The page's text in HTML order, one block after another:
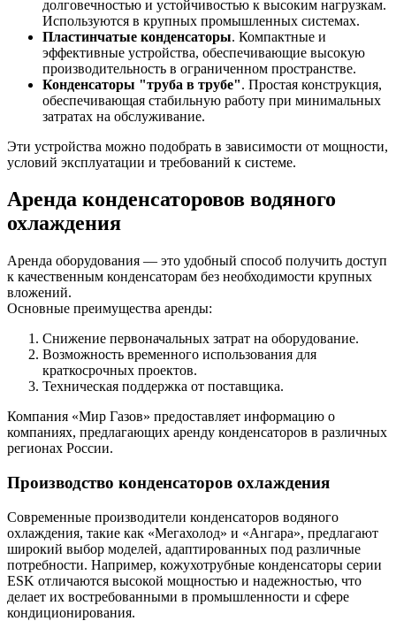
долговечностью и устойчивостью к высоким нагрузкам.
Используются в крупных промышленных системах.
Пластинчатые конденсаторы. Компактные и
эффективные устройства, обеспечивающие высокую
производительность в ограниченном пространстве.
Конденсаторы "труба в трубе". Простая конструкция,
обеспечивающая стабильную работу при минимальных
затратах на обслуживание.
Эти устройства можно подобрать в зависимости от мощности,
условий эксплуатации и требований к системе.
Аренда конденсаторовов водяного
охлаждения
Аренда оборудования — это удобный способ получить доступ
к качественным конденсаторам без необходимости крупных
вложений.
Основные преимущества аренды:
Снижение первоначальных затрат на оборудование.
Возможность временного использования для
краткосрочных проектов.
Техническая поддержка от поставщика.
Компания «Мир Газов» предоставляет информацию о
компаниях, предлагающих аренду конденсаторов в различных
регионах России.
Производство конденсаторов охлаждения
Современные производители конденсаторов водяного
охлаждения, такие как «Мегахолод» и «Ангара», предлагают
широкий выбор моделей, адаптированных под различные
потребности. Например, кожухотрубные конденсаторы серии
ESK отличаются высокой мощностью и надежностью, что
делает их востребованными в промышленности и сфере
кондиционирования.